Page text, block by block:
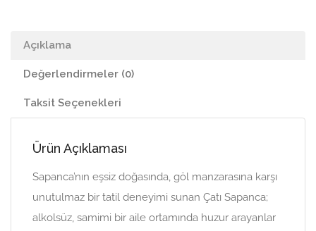
Açıklama
Değerlendirmeler (0)
Taksit Seçenekleri
Ürün Açıklaması
Sapanca’nın eşsiz doğasında, göl manzarasına karşı
unutulmaz bir tatil deneyimi sunan Çatı Sapanca;
alkolsüz, samimi bir aile ortamında huzur arayanlar